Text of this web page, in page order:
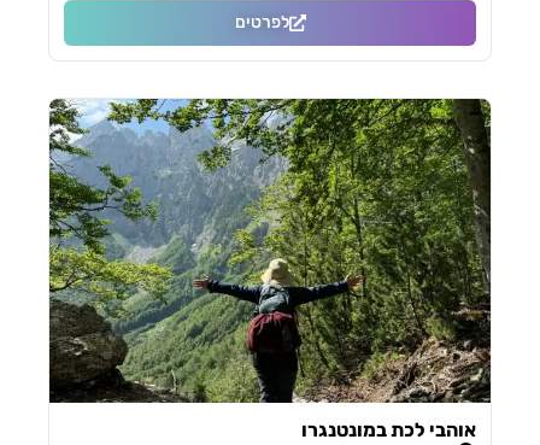
לפרטים
אוהבי לכת במונטנגרו